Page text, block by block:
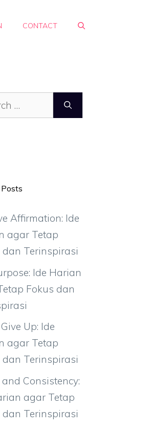
CONTACT
Affirmation: Ide
agar Tetap
dan Terinspirasi
Ide Harian
Fokus dan
Up: Ide
agar Tetap
dan Terinspirasi
and Consistency:
agar Tetap
dan Terinspirasi